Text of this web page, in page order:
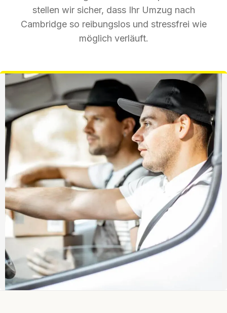
stellen wir sicher, dass Ihr Umzug nach
Cambridge so reibungslos und stressfrei wie
möglich verläuft.